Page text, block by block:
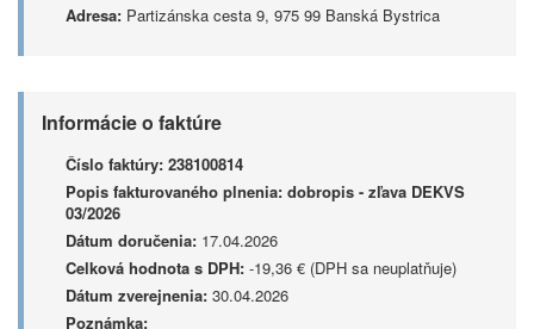
Adresa: Partizánska cesta 9, 975 99 Banská Bystrica
Informácie o faktúre
Číslo faktúry: 238100814
Popis fakturovaného plnenia: dobropis - zľava DEKVS
03/2026
Dátum doručenia: 17.04.2026
Celková hodnota s DPH: -19,36 € (DPH sa neuplatňuje)
Dátum zverejnenia: 30.04.2026
Poznámka: